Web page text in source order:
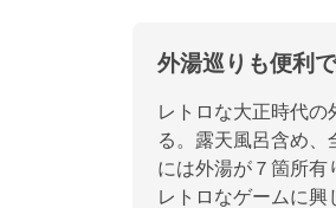
外湯巡りも便利
レトロな大正時代
る。露天風呂含め、
には外湯が７箇所有
レトロなゲームに